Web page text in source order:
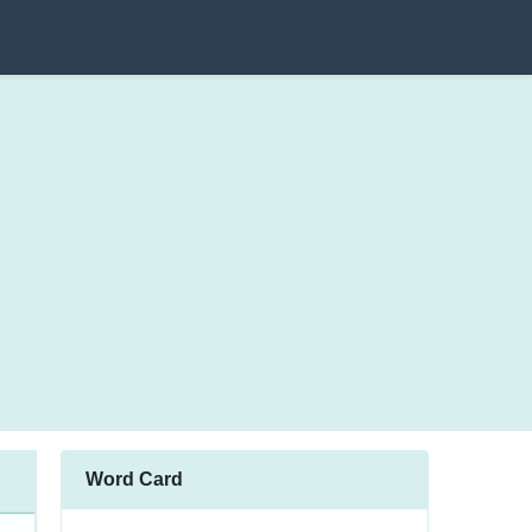
Word Card